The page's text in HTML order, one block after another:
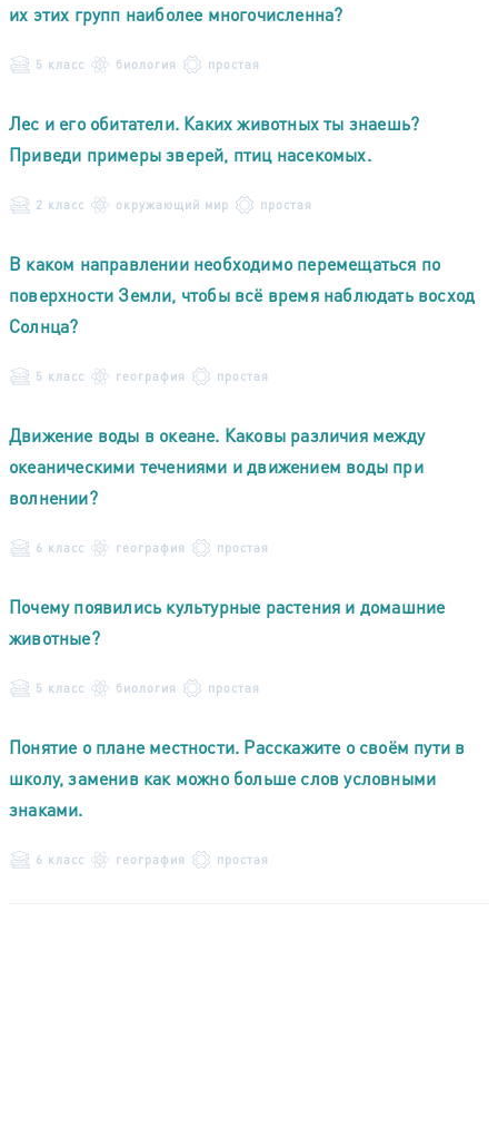
их этих групп наиболее многочисленна?
5 класс биология простая
Лес и его обитатели. Каких животных ты знаешь?
Приведи примеры зверей, птиц насекомых.
2 класс окружающий мир простая
В каком направлении необходимо перемещаться по
поверхности Земли, чтобы всё время наблюдать восход
Солнца?
5 класс география простая
Движение воды в океане. Каковы различия между
океаническими течениями и движением воды при
волнении?
6 класс география простая
Почему появились культурные растения и домашние
животные?
5 класс биология простая
Понятие о плане местности. Расскажите о своём пути в
школу, заменив как можно больше слов условными
знаками.
6 класс география простая